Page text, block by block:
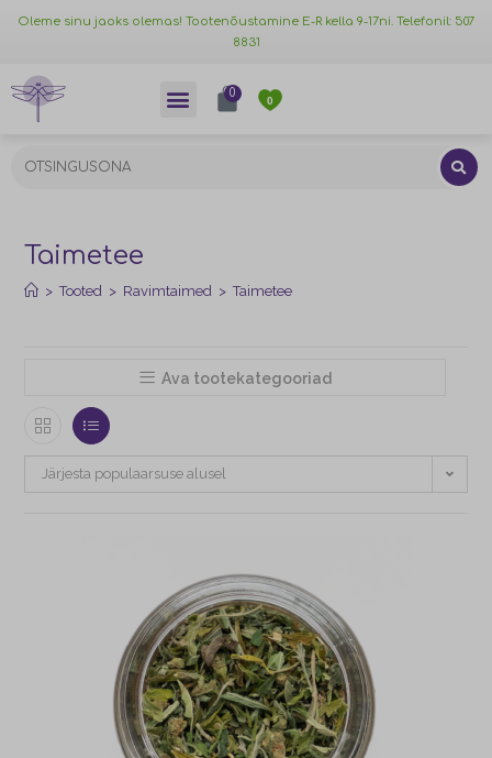
Oleme sinu jaoks olemas! Tootenõustamine E-R kella 9-17ni. Telefonil: 507
8831
0
0
Taimetee
> Tooted > Ravimtaimed > Taimetee
Ava tootekategooriad
Järjesta populaarsuse alusel